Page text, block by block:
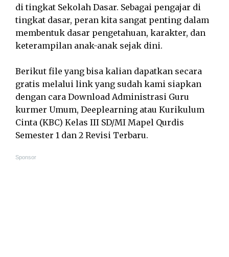
di tingkat Sekolah Dasar. Sebagai pengajar di
tingkat dasar, peran kita sangat penting dalam
membentuk dasar pengetahuan, karakter, dan
keterampilan anak-anak sejak dini.
Berikut file yang bisa kalian dapatkan secara
gratis melalui link yang sudah kami siapkan
dengan cara Download Administrasi Guru
kurmer Umum, Deeplearning atau Kurikulum
Cinta (KBC) Kelas III SD/MI Mapel Qurdis
Semester 1 dan 2 Revisi Terbaru.
Sponsor